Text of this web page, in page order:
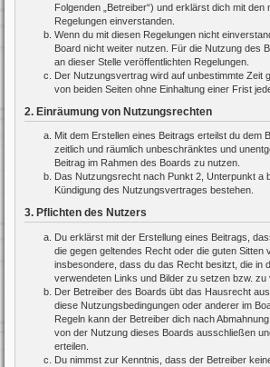
Folgenden „Betreiber“) und erklärst dich mit den
Regelungen einverstanden.
Wenn du mit diesen Regelungen nicht
Board nicht weiter nutzen. Für die Nutzung des
an dieser Stelle veröffentlichten Regelungen.
Der Nutzungsvertrag wird auf unbestimmte Zeit
von beiden Seiten ohne Einhaltung einer Frist
2. Einräumung von Nutzungsrechten
Mit dem Erstellen eines Beitrags erteilst du dem
zeitlich und räumlich unbeschränktes und
Beitrag im Rahmen des Boards zu nutzen.
Das Nutzungsrecht nach Punkt 2, Unterpunkt a
Kündigung des Nutzungsvertrages bestehen.
3. Pflichten des Nutzers
Du erklärst mit der Erstellung eines Beitrags,
die gegen geltendes Recht oder die guten
insbesondere, dass du das Recht besitzt, die in
verwendeten Links und Bilder zu setzen bzw. zu
Der Betreiber des Boards übt das Hausrecht
diese Nutzungsbedingungen oder anderer im
Regeln kann der Betreiber dich nach
von der Nutzung dieses Boards ausschließen
erteilen.
Du nimmst zur Kenntnis, dass der Betreiber